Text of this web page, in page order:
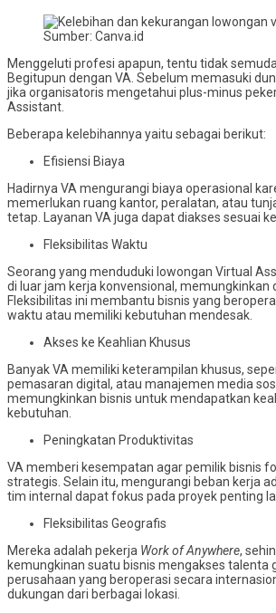
Sumber: Canva.id
Menggeluti profesi apapun, tentu tidak
Begitupun dengan VA. Sebelum memasuki
jika organisatoris mengetahui plus-minus
Assistant.
Beberapa kelebihannya yaitu sebagai berikut:
Efisiensi Biaya
Hadirnya VA mengurangi biaya operasional
memerlukan ruang kantor, peralatan, atau
tetap. Layanan VA juga dapat diakses sesuai
Fleksibilitas Waktu
Seorang yang menduduki lowongan Virtual
di luar jam kerja konvensional, memungkinkan
Fleksibilitas ini membantu bisnis yang
waktu atau memiliki kebutuhan mendesak.
Akses ke Keahlian Khusus
Banyak VA memiliki keterampilan khusus,
pemasaran digital, atau manajemen media
memungkinkan bisnis untuk mendapatkan
kebutuhan.
Peningkatan Produktivitas
VA memberi kesempatan agar pemilik bisnis
strategis. Selain itu, mengurangi beban kerja
tim internal dapat fokus pada proyek penting
Fleksibilitas Geografis
Mereka adalah pekerja Work of Anywhere,
kemungkinan suatu bisnis mengakses talenta
perusahaan yang beroperasi secara
dukungan dari berbagai lokasi.